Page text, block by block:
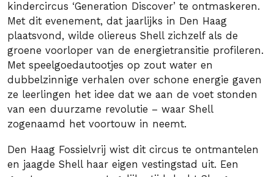
kindercircus ‘Generation Discover’ te ontmaskeren.
Met dit evenement, dat jaarlijks in Den Haag
plaatsvond, wilde oliereus Shell zichzelf als de
groene voorloper van de energietransitie profileren.
Met speelgoedautootjes op zout water en
dubbelzinnige verhalen over schone energie gaven
ze leerlingen het idee dat we aan de voet stonden
van een duurzame revolutie – waar Shell
zogenaamd het voortouw in neemt.
Den Haag Fossielvrij wist dit circus te ontmantelen
en jaagde Shell haar eigen vestingstad uit. Een